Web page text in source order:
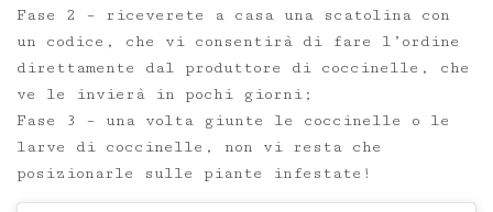
Fase 2 – riceverete a casa una scatolina con
un codice, che vi consentirà di fare l’ordine
direttamente dal produttore di coccinelle, che
ve le invierà in pochi giorni;
Fase 3 – una volta giunte le coccinelle o le
larve di coccinelle, non vi resta che
posizionarle sulle piante infestate!